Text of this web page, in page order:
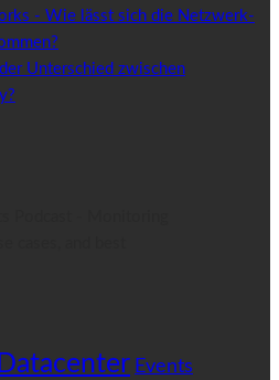
- Wie lässt sich die Netzwerk-
Unterschied zwischen
Datacenter Events